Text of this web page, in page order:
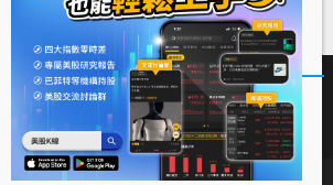
Facebook Instagram Twitter
載
Facebook
Instagram
Twitter